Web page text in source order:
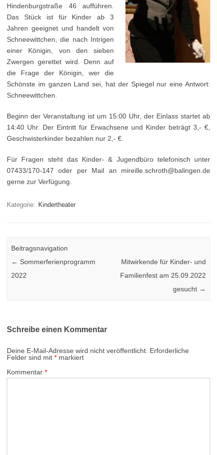
Hindenburgstraße 46 aufführen.
Das Stück ist für Kinder ab 3
Jahren geeignet und handelt von
Schneewittchen, die nach Intrigen
einer Königin, von den sieben
Zwergen gerettet wird. Denn auf
die Frage der Königin, wer die
Schönste im ganzen Land sei, hat der Spiegel nur eine Antwort:
Schneewittchen.
Beginn der Veranstaltung ist um 15:00 Uhr, der Einlass startet ab
14:40 Uhr. Der Eintritt für Erwachsene und Kinder beträgt 3,- €,
Geschwisterkinder bezahlen nur 2,- €.
Für Fragen steht das Kinder- & Jugendbüro telefonisch unter
07433/170-147 oder per Mail an mireille.schroth@balingen.de
gerne zur Verfügung.
Kategorie: Kindertheater
Beitragsnavigation
← Sommerferienprogramm
2022
Mitwirkende für Kinder- und
Familienfest am 25.09.2022
gesucht →
Schreibe einen Kommentar
Deine E-Mail-Adresse wird nicht veröffentlicht. Erforderliche
Felder sind mit * markiert
Kommentar *